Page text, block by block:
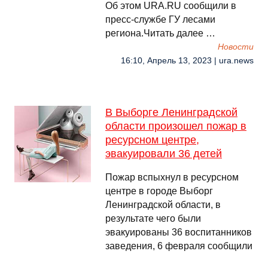
Об этом URA.RU сообщили в
пресс-службе ГУ лесами
региона.Читать далее …
Новости
16:10, Апрель 13, 2023 | ura.news
В Выборге Ленинградской
области произошел пожар в
ресурсном центре,
эвакуировали 36 детей
Пожар вспыхнул в ресурсном
центре в городе Выборг
Ленинградской области, в
результате чего были
эвакуированы 36 воспитанников
заведения, 6 февраля сообщили